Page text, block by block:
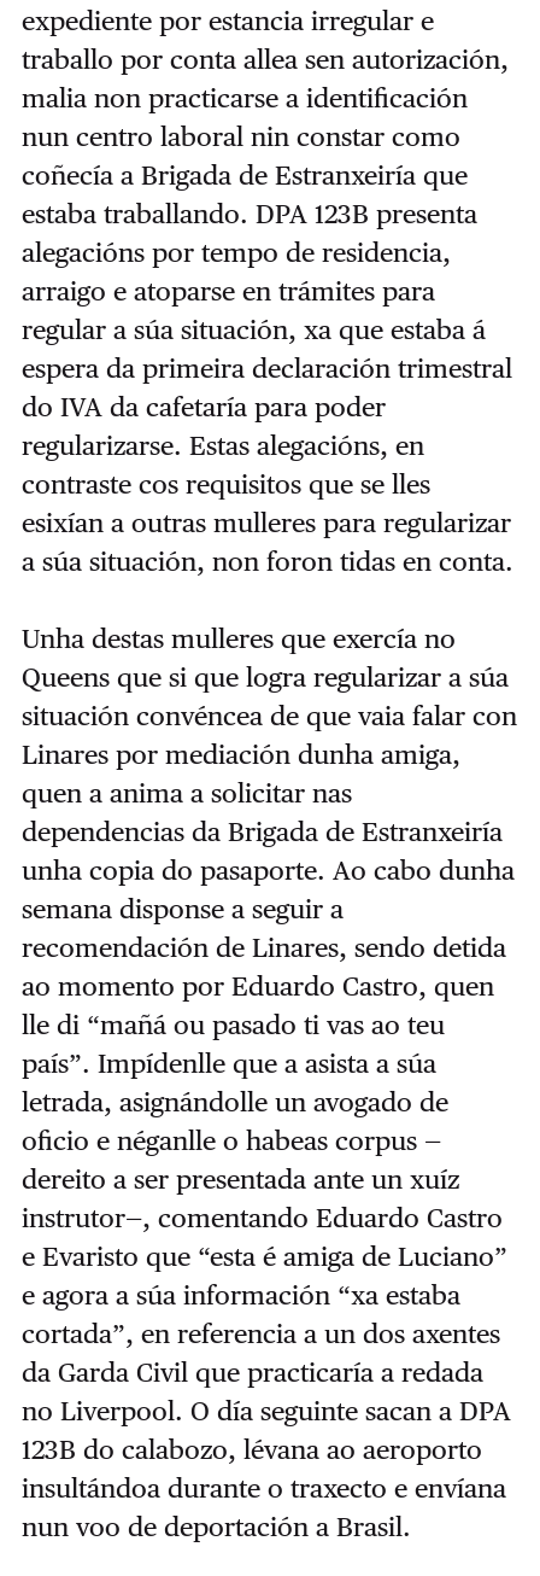
expediente por estancia irregular e
traballo por conta allea sen autorización,
malia non practicarse a identificación
nun centro laboral nin constar como
coñecía a Brigada de Estranxeiría que
estaba traballando. DPA 123B presenta
alegacións por tempo de residencia,
arraigo e atoparse en trámites para
regular a súa situación, xa que estaba á
espera da primeira declaración trimestral
do IVA da cafetaría para poder
regularizarse. Estas alegacións, en
contraste cos requisitos que se lles
esixían a outras mulleres para regularizar
a súa situación, non foron tidas en conta.
Unha destas mulleres que exercía no
Queens que si que logra regularizar a súa
situación convéncea de que vaia falar con
Linares por mediación dunha amiga,
quen a anima a solicitar nas
dependencias da Brigada de Estranxeiría
unha copia do pasaporte. Ao cabo dunha
semana disponse a seguir a
recomendación de Linares, sendo detida
ao momento por Eduardo Castro, quen
lle di “mañá ou pasado ti vas ao teu
país”. Impídenlle que a asista a súa
letrada, asignándolle un avogado de
oficio e néganlle o habeas corpus —
dereito a ser presentada ante un xuíz
instrutor—, comentando Eduardo Castro
e Evaristo que “esta é amiga de Luciano”
e agora a súa información “xa estaba
cortada”, en referencia a un dos axentes
da Garda Civil que practicaría a redada
no Liverpool. O día seguinte sacan a DPA
123B do calabozo, lévana ao aeroporto
insultándoa durante o traxecto e envíana
nun voo de deportación a Brasil.